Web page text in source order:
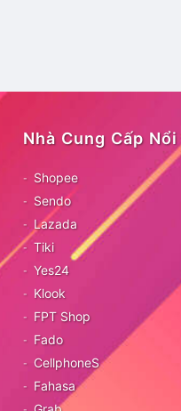
Nhà Cung Cấp
Shopee
Sendo
Lazada
Tiki
Yes24
Klook
FPT Shop
Fado
CellphoneS
Fahasa